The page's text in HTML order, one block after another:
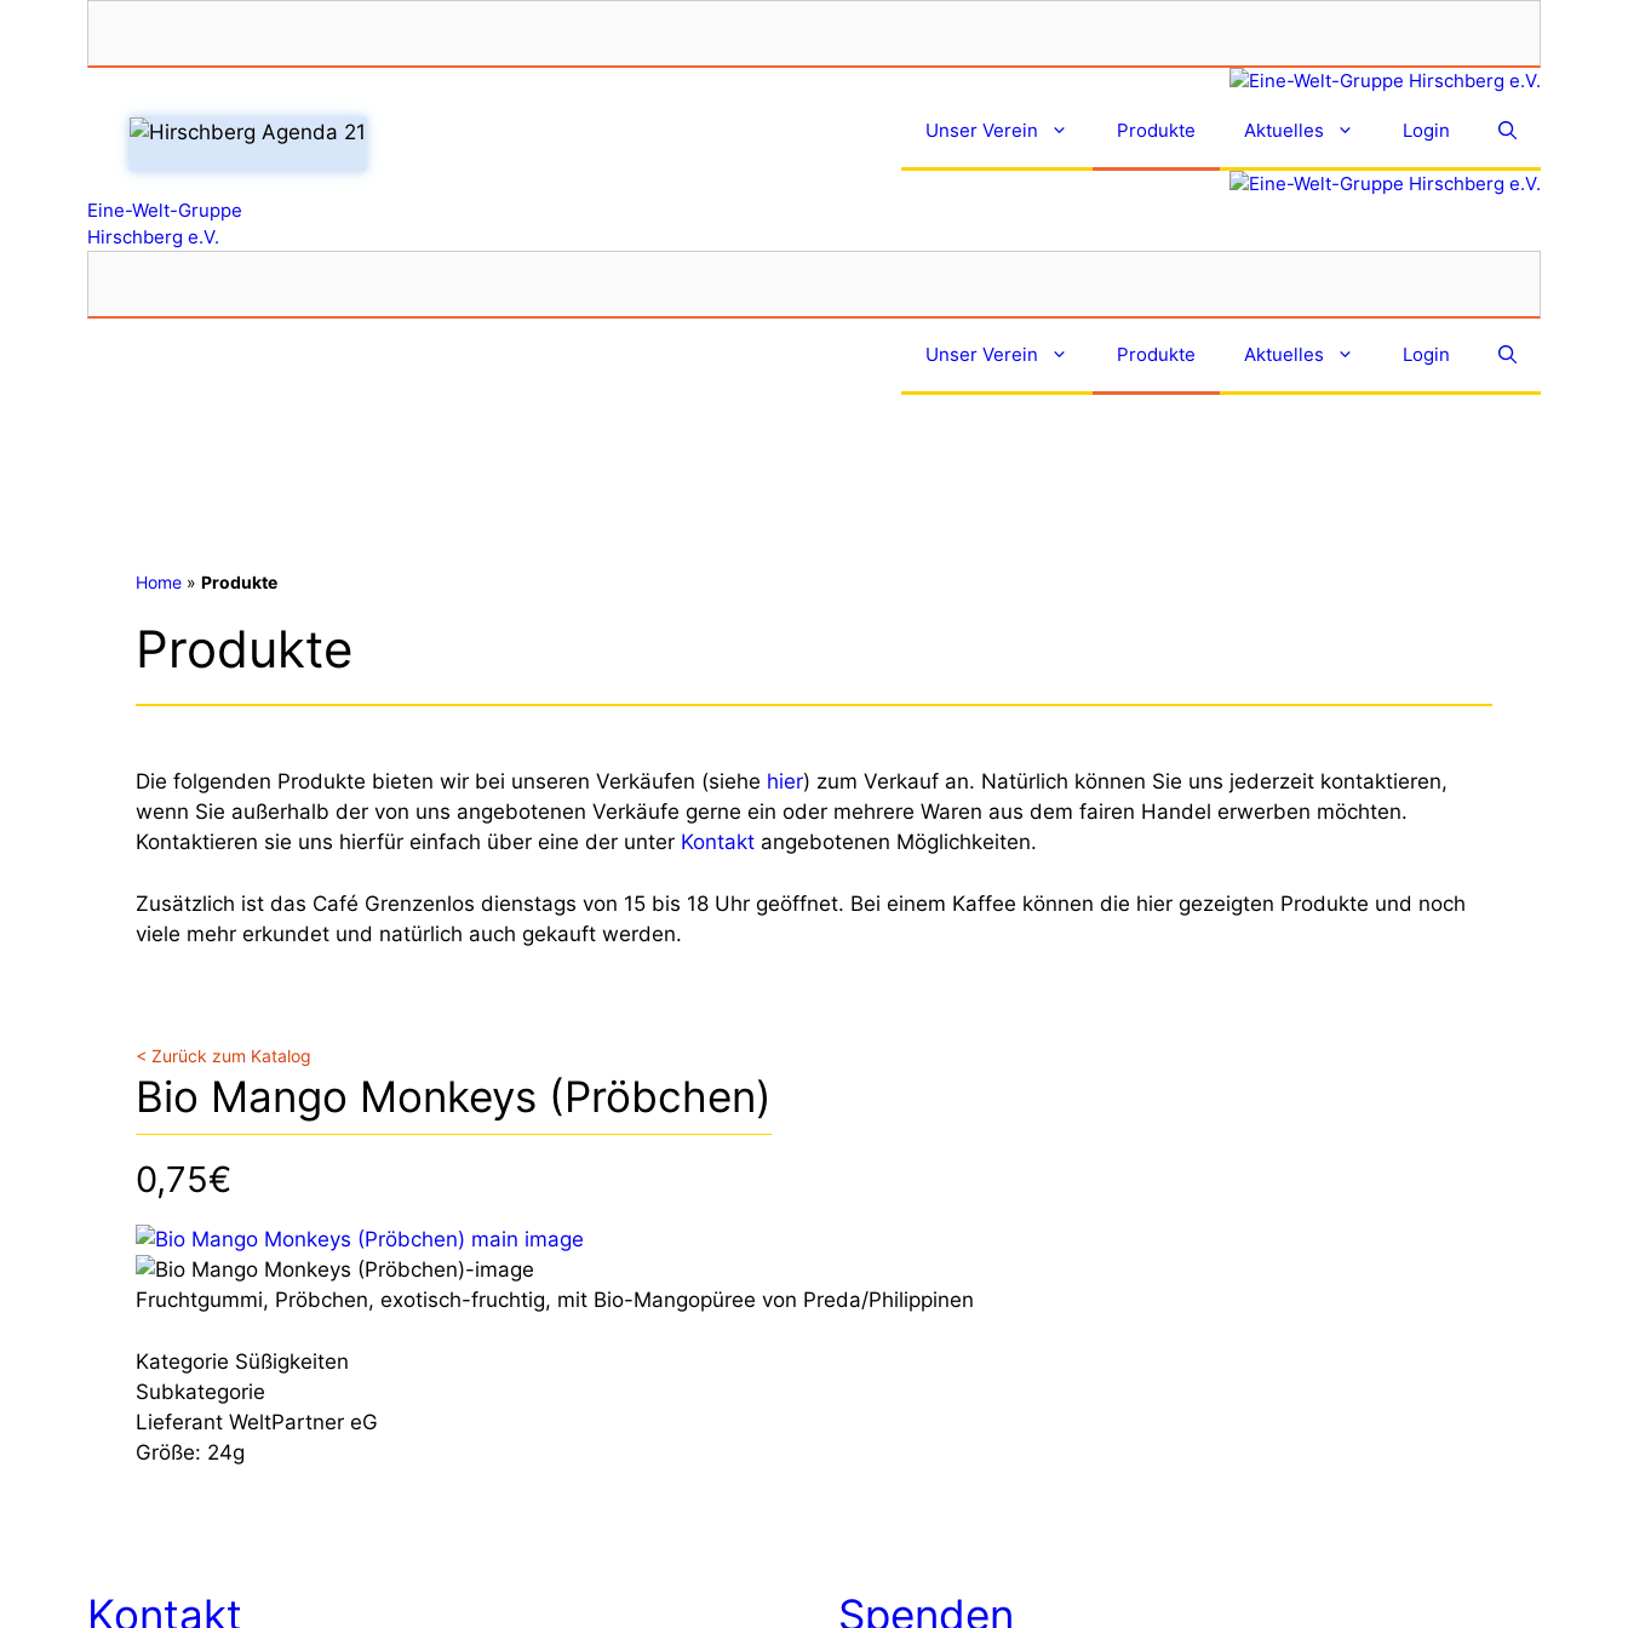
Unser Verein Produkte Aktuelles Login
Eine-Welt-Gruppe
Hirschberg e.V.
Unser Verein Produkte Aktuelles Login
Home » Produkte
Produkte
Die folgenden Produkte bieten wir bei unseren Verkäufen (siehe hier) zum Verkauf an. Natürlich können Sie uns jederzeit kontaktieren,
wenn Sie außerhalb der von uns angebotenen Verkäufe gerne ein oder mehrere Waren aus dem fairen Handel erwerben möchten.
Kontaktieren sie uns hierfür einfach über eine der unter Kontakt angebotenen Möglichkeiten.
Zusätzlich ist das Café Grenzenlos dienstags von 15 bis 18 Uhr geöffnet. Bei einem Kaffee können die hier gezeigten Produkte und noch
viele mehr erkundet und natürlich auch gekauft werden.
< Zurück zum Katalog
Bio Mango Monkeys (Pröbchen)
0,75€
Fruchtgummi, Pröbchen, exotisch-fruchtig, mit Bio-Mangopüree von Preda/Philippinen
Kategorie Süßigkeiten
Subkategorie
Lieferant WeltPartner eG
Größe: 24g
Kontakt Spenden